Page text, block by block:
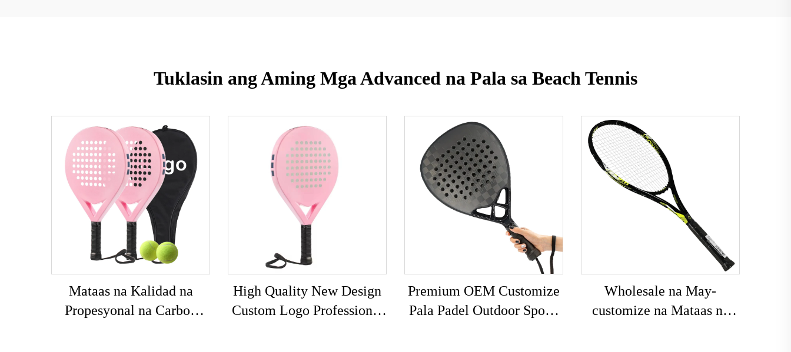
Tuklasin ang Aming Mga Advanced na Pala sa Beach Tennis
Mataas na Kalidad na
Propesyonal na Carbon
High Quality New Design
Custom Logo Professional
Premium OEM Customize
Pala Padel Outdoor Sports
Wholesale na May-
customize na Mataas na